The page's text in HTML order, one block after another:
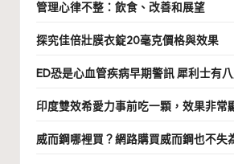
管理心律不整：飲食、改善和展望
探究佳倍壯膜衣錠20毫克價格與效果
ED恐是心血管疾病早期警訊 犀利士有
印度雙效希愛力事前吃一顆，效果非常
威而鋼哪裡買？網路購買威而鋼也不失